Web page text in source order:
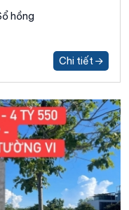
hồng
Chi tiết